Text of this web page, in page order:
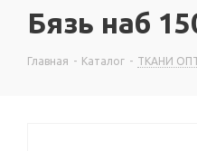
Бязь наб
Главная - Каталог - ТКАНИ